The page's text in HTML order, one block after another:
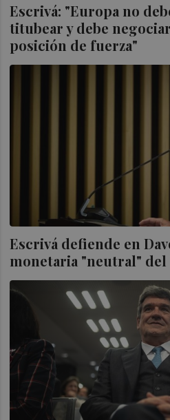
Escrivá: "Europa no
titubear y debe
posición de fuerza"
Escrivá defiende en
monetaria "neutral" del